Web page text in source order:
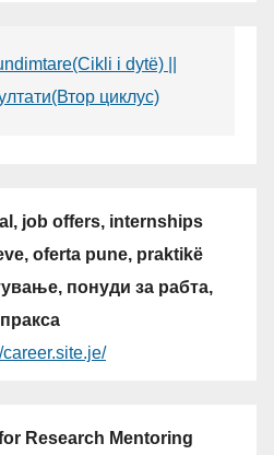
i dytë) ||
циклус)
job offers, internships
oferta pune, praktikë
понуди за рабта,
пракса
career.site.je/
Research Mentoring